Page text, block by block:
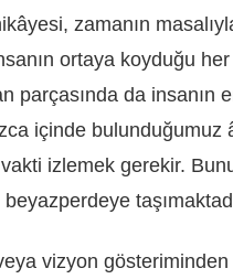
zamanın
ortaya koyduğu
parçasında da insanın
içinde bulunduğumuz
izlemek gerekir.
beyazperdeye
vizyon